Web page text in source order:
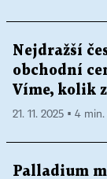
Nejdražší
obchodní
Víme, kolik
21. 11. 2025 ▪ 4
Palladium